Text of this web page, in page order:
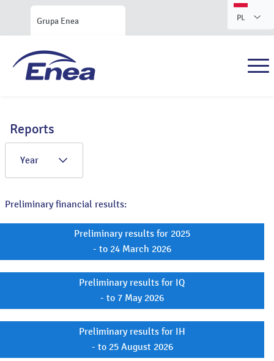
Grupa Enea PL
Reports
Year
Preliminary financial results:
Preliminary results for 2025
- to 24 March 2026
Preliminary results for IQ
- to 7 May 2026
Preliminary results for IH
- to 25 August 2026